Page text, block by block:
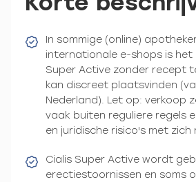
In sommige (online)
internationale e-shops is het
Super Active zonder recept
kan discreet plaatsvinden
Nederland). Let op: verkoop
vaak buiten reguliere regels
en juridische risico's met zich
Cialis Super Active wordt
erectiestoornissen en soms